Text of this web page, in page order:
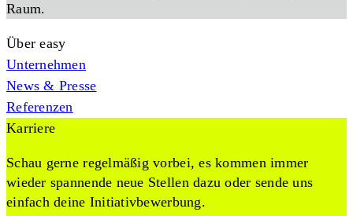
Raum.
Über easy
Unternehmen
News & Presse
Referenzen
Karriere
Schau gerne regelmäßig vorbei, es kommen immer
wieder spannende neue Stellen dazu oder sende uns
einfach deine Initiativbewerbung.